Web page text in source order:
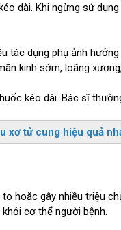
dài. Khi ngừng sử
tác dụng phụ ảnh
kinh sớm, loãng
kéo dài. Bác sĩ
xơ tử cung hiệu quả
hoặc gây nhiều triệu
cơ thể người bệnh.